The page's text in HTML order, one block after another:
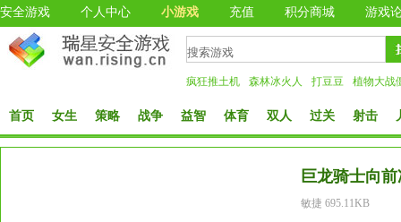
安全游戏 个人中心 小游戏 充值 积分商城 游戏
疯狂推土机 森林冰火人 打豆豆 植物大战
首页 女生 策略 战争 益智 体育 双人 过关 射击
巨龙骑士向前
敏捷 695.11KB